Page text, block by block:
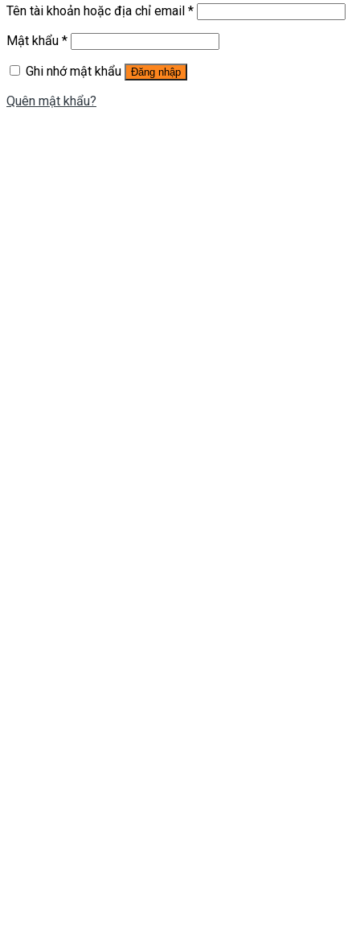
Tên tài khoản hoặc địa chỉ email *
Mật khẩu *
Ghi nhớ mật khẩu
Đăng nhập
Quên mật khẩu?